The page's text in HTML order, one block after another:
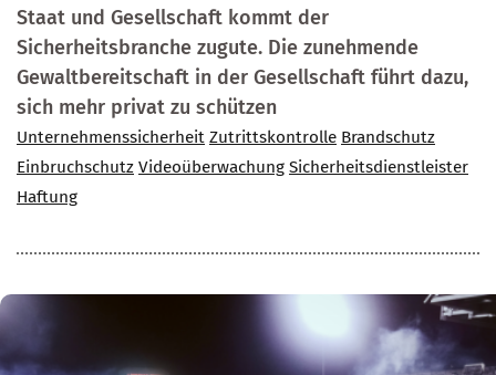
Staat und Gesellschaft kommt der
Sicherheitsbranche zugute. Die zunehmende
Gewaltbereitschaft in der Gesellschaft führt dazu,
sich mehr privat zu schützen
Unternehmenssicherheit Zutrittskontrolle Brandschutz
Einbruchschutz Videoüberwachung Sicherheitsdienstleister
Haftung